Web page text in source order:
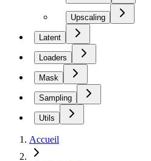
Upscaling
Latent
Loaders
Mask
Sampling
Utils
Accueil